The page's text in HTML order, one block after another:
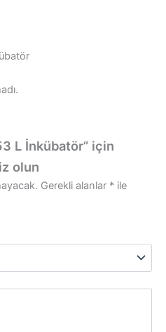
L İnkübatör” için
olun
Gerekli alanlar * ile